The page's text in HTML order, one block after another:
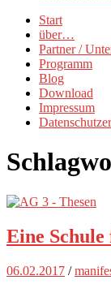
Start
über…
Partner /
Programm
Blog
Download
Impressum
Eine
06.02.2017 /